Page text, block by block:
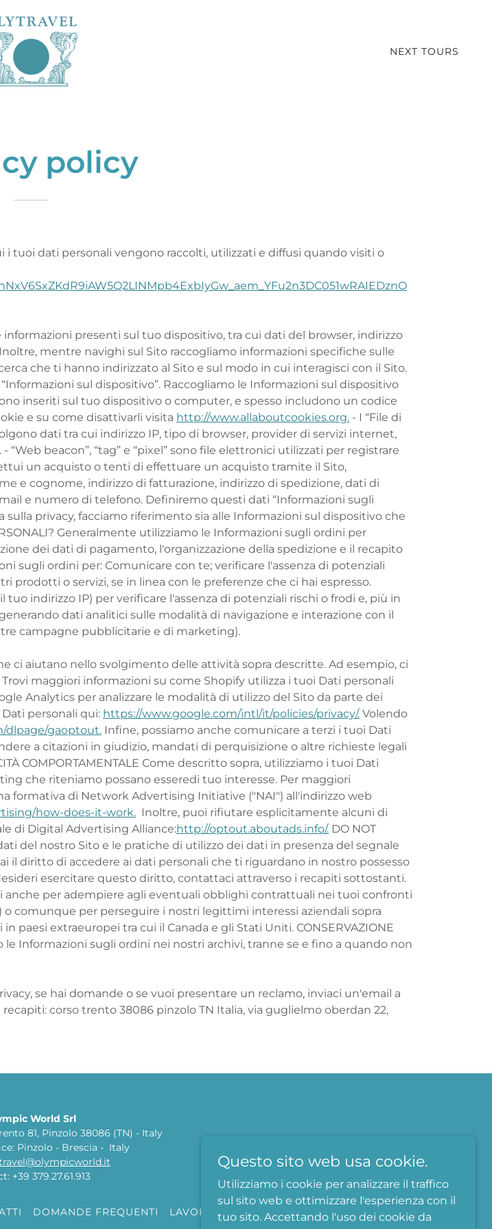
NEXT TOURS
policy
tuoi dati personali vengono raccolti, utilizzati e diffusi quando visiti o
presenti sul tuo dispositivo, tra cui dati del browser, indirizzo
mentre navighi sul Sito raccogliamo informazioni specifiche sulle
che ti hanno indirizzato al Sito e sul modo in cui interagisci con il Sito.
sul dispositivo”. Raccogliamo le Informazioni sul dispositivo
inseriti sul tuo dispositivo o computer, e spesso includono un codice
e su come disattivarli visita http://www.allaboutcookies.org. - I “File di
dati tra cui indirizzo IP, tipo di browser, provider di servizi internet,
beacon”, “tag” e “pixel” sono file elettronici utilizzati per registrare
un acquisto o tenti di effettuare un acquisto tramite il Sito,
e cognome, indirizzo di fatturazione, indirizzo di spedizione, dati di
e numero di telefono. Definiremo questi dati “Informazioni sugli
privacy, facciamo riferimento sia alle Informazioni sul dispositivo che
Generalmente utilizziamo le Informazioni sugli ordini per
dei dati di pagamento, l'organizzazione della spedizione e il recapito
sugli ordini per: Comunicare con te; verificare l'assenza di potenziali
o servizi, se in linea con le preferenze che ci hai espresso.
indirizzo IP) per verificare l'assenza di potenziali rischi o frodi e, più in
dati analitici sulle modalità di navigazione e interazione con il
campagne pubblicitarie e di marketing).
ci aiutano nello svolgimento delle attività sopra descritte. Ad esempio, ci
maggiori informazioni su come Shopify utilizza i tuoi Dati personali
Analytics per analizzare le modalità di utilizzo del Sito da parte dei
personali qui: https://www.google.com/intl/it/policies/privacy/. Volendo
dlpage/gaoptout. Infine, possiamo anche comunicare a terzi i tuoi Dati
a citazioni in giudizio, mandati di perquisizione o altre richieste legali
COMPORTAMENTALE Come descritto sopra, utilizziamo i tuoi Dati
che riteniamo possano esseredi tuo interesse. Per maggiori
formativa di Network Advertising Initiative ("NAI") all'indirizzo web
how-does-it-work. Inoltre, puoi rifiutare esplicitamente alcuni di
di Digital Advertising Alliance:http://optout.aboutads.info/. DO NOT
del nostro Sito e le pratiche di utilizzo dei dati in presenza del segnale
il diritto di accedere ai dati personali che ti riguardano in nostro possesso
esercitare questo diritto, contattaci attraverso i recapiti sottostanti.
per adempiere agli eventuali obblighi contrattuali nei tuoi confronti
comunque per perseguire i nostri legittimi interessi aziendali sopra
paesi extraeuropei tra cui il Canada e gli Stati Uniti. CONSERVAZIONE
Informazioni sugli ordini nei nostri archivi, tranne se e fino a quando non
se hai domande o se vuoi presentare un reclamo, inviaci un'email a
corso trento 38086 pinzolo TN Italia, via guglielmo oberdan 22,
World Srl
81, Pinzolo 38086 (TN) - Italy
Pinzolo - Brescia - Italy
+39 379.27.61.913
DOMANDE FREQUENTI LAVORA CON NOI
Questo sito web usa cookie.
Utilizziamo i cookie per analizzare il traffico
sul sito web e ottimizzare l'esperienza con il
tuo sito. Accettando l'uso dei cookie da